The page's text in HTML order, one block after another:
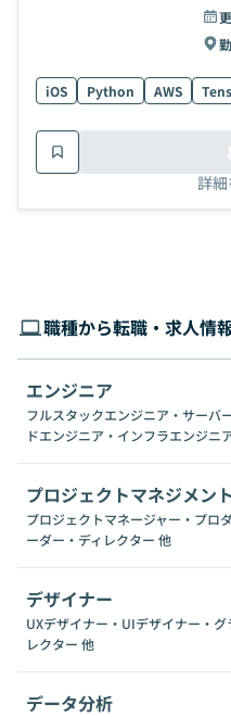
iOS Python AWS
詳
職種から転職・求人情
エンジニア
フルスタックエンジニア・サーバ
ドエンジニア・インフラエンジニ
プロジェクトマネジメント
プロジェクトマネージャー・プロ
ーダー・ディレクター 他
デザイナー
UXデザイナー・UIデザイナー・
レクター 他
データ分析